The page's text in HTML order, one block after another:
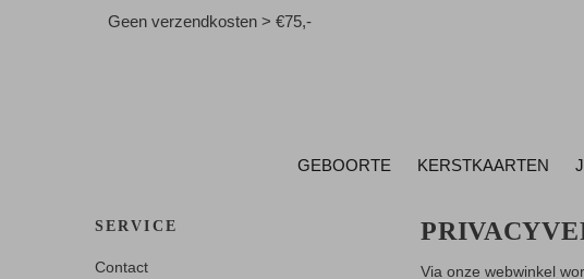
Geen verzendkosten > €75,-
GEBOORTE KERSTKAARTEN
SERVICE
Contact
Via onze webwinkel